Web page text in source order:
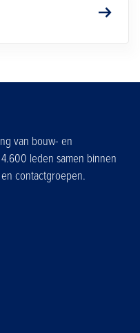
van bouw- en
leden samen binnen
contactgroepen.